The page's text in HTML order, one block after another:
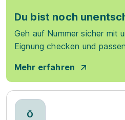
Du bist noch
Geh auf Nummer sicher mit
Eignung checken und
Mehr erfahren
Ö